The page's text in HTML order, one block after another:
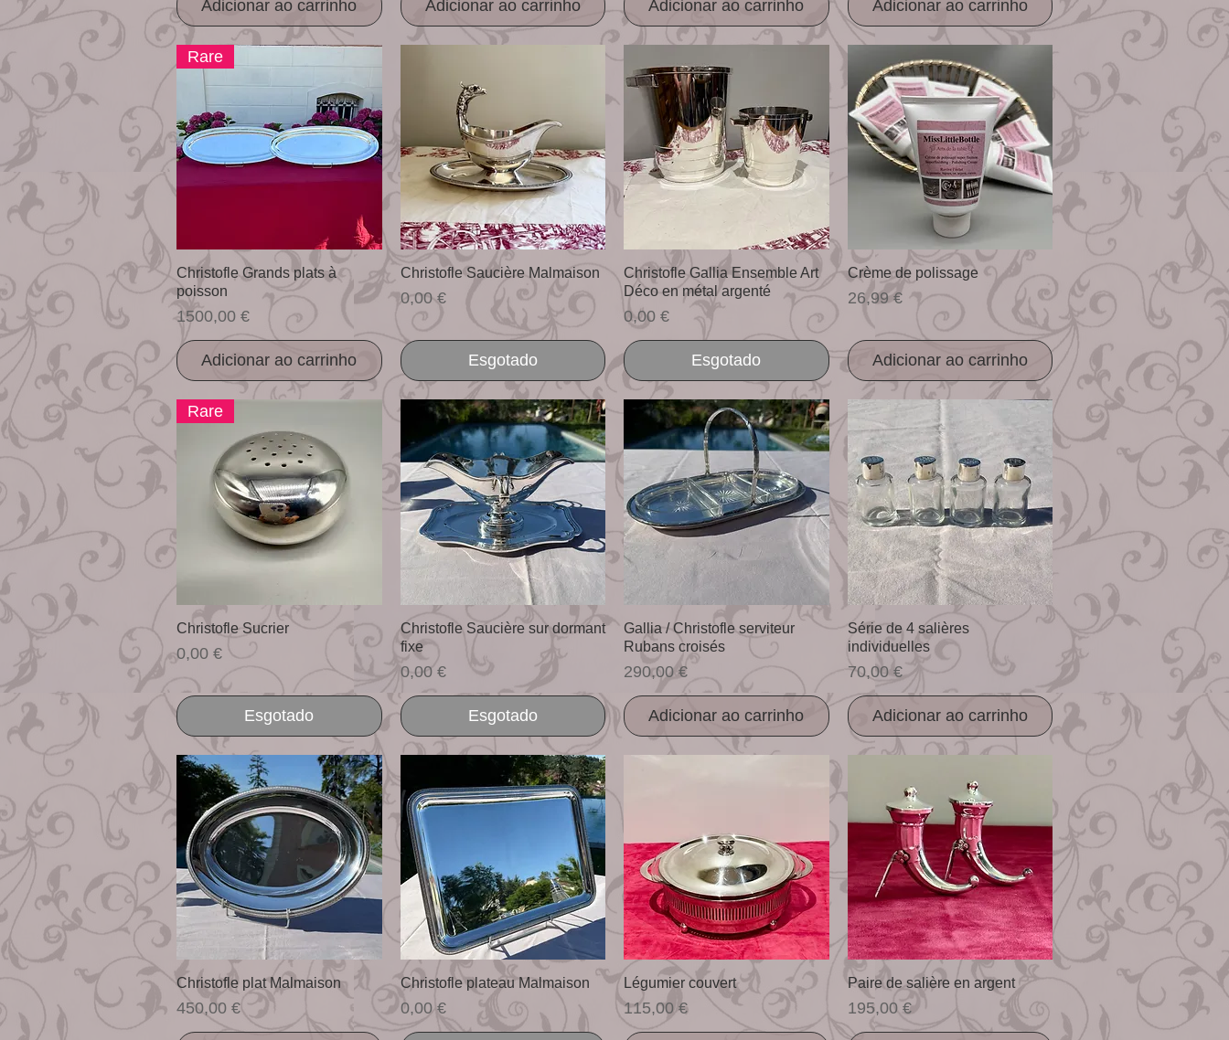
Adicionar ao carrinho Adicionar ao carrinho Adicionar ao carrinho Adicionar ao carrinho
Visualização rápida
Rare
Christofle Grands plats à
poisson
Preço
1500,00 €
Adicionar ao carrinho
Visualização rápida
Christofle Saucière Malmaison
Preço
0,00 €
Esgotado
Visualização rápida
Christofle Gallia Ensemble Art
Déco en métal argenté
Preço
0,00 €
Esgotado
Visualização rápida
Crème de polissage
Preço
26,99 €
Adicionar ao carrinho
Visualização rápida
Rare
Christofle Sucrier
Preço
0,00 €
Esgotado
Visualização rápida
Christofle Saucière sur dormant
fixe
Preço
0,00 €
Esgotado
Visualização rápida
Gallia / Christofle serviteur
Rubans croisés
Preço
290,00 €
Adicionar ao carrinho
Visualização rápida
Série de 4 salières
individuelles
Preço
70,00 €
Adicionar ao carrinho
Visualização rápida
Christofle plat Malmaison
Preço
450,00 €
Visualização rápida
Christofle plateau Malmaison
Preço
0,00 €
Visualização rápida
Légumier couvert
Preço
115,00 €
Visualização rápida
Paire de salière en argent
Preço
195,00 €